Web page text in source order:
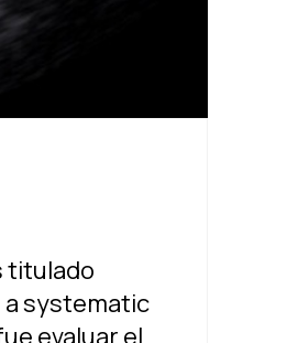
titulado
systematic
evaluar el